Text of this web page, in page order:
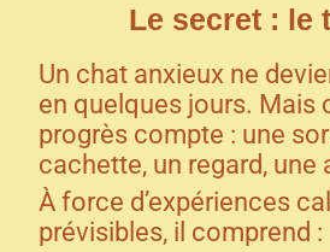
Le secret : le
Un chat anxieux ne
en quelques jours. Mais
progrès compte : une
cachette, un regard, une
À force d’expériences
prévisibles, il comprend :